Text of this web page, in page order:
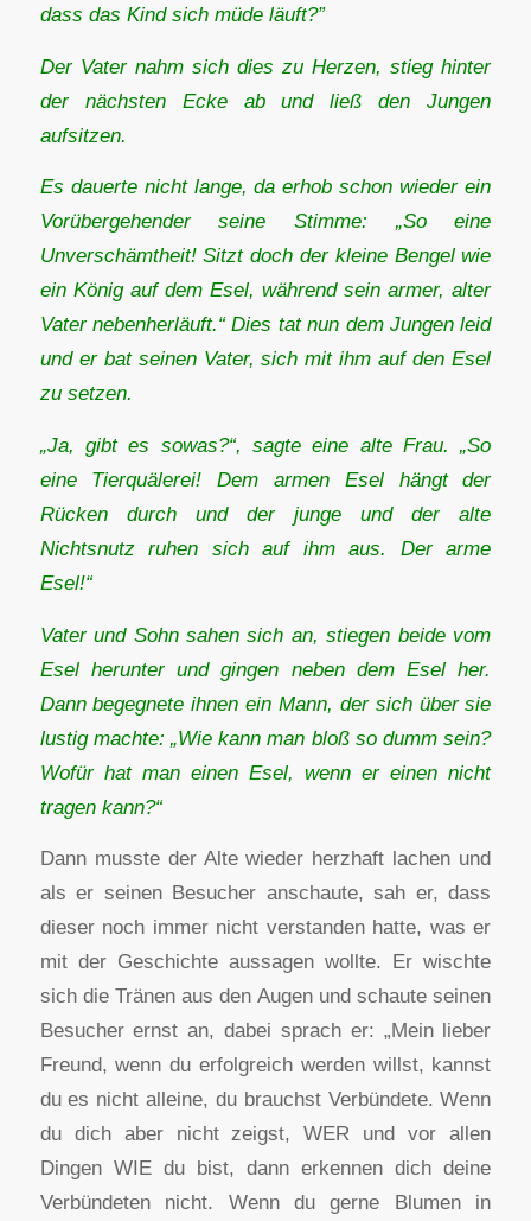
dass das Kind sich müde läuft?”
Der Vater nahm sich dies zu Herzen, stieg hinter
der nächsten Ecke ab und ließ den Jungen
aufsitzen.
Es dauerte nicht lange, da erhob schon wieder ein
Vorübergehender seine Stimme: „So eine
Unverschämtheit! Sitzt doch der kleine Bengel wie
ein König auf dem Esel, während sein armer, alter
Vater nebenherläuft.“ Dies tat nun dem Jungen leid
und er bat seinen Vater, sich mit ihm auf den Esel
zu setzen.
„Ja, gibt es sowas?“, sagte eine alte Frau. „So
eine Tierquälerei! Dem armen Esel hängt der
Rücken durch und der junge und der alte
Nichtsnutz ruhen sich auf ihm aus. Der arme
Esel!“
Vater und Sohn sahen sich an, stiegen beide vom
Esel herunter und gingen neben dem Esel her.
Dann begegnete ihnen ein Mann, der sich über sie
lustig machte: „Wie kann man bloß so dumm sein?
Wofür hat man einen Esel, wenn er einen nicht
tragen kann?“
Dann musste der Alte wieder herzhaft lachen und
als er seinen Besucher anschaute, sah er, dass
dieser noch immer nicht verstanden hatte, was er
mit der Geschichte aussagen wollte. Er wischte
sich die Tränen aus den Augen und schaute seinen
Besucher ernst an, dabei sprach er: „Mein lieber
Freund, wenn du erfolgreich werden willst, kannst
du es nicht alleine, du brauchst Verbündete. Wenn
du dich aber nicht zeigst, WER und vor allen
Dingen WIE du bist, dann erkennen dich deine
Verbündeten nicht. Wenn du gerne Blumen in